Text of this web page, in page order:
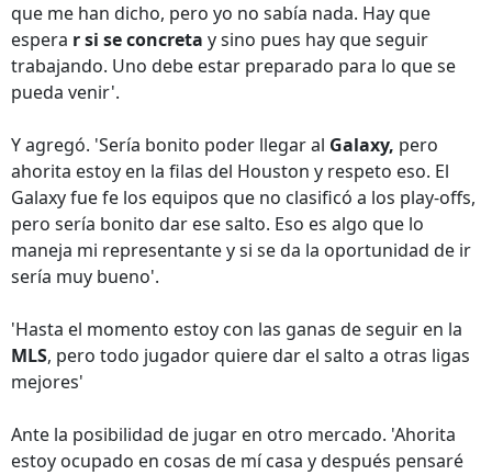
que me han dicho, pero yo no sabía nada. Hay que
espera r si se concreta y sino pues hay que seguir
trabajando. Uno debe estar preparado para lo que se
pueda venir'.
Y agregó. 'Sería bonito poder llegar al Galaxy, pero
ahorita estoy en la filas del Houston y respeto eso. El
Galaxy fue fe los equipos que no clasificó a los play-offs,
pero sería bonito dar ese salto. Eso es algo que lo
maneja mi representante y si se da la oportunidad de ir
sería muy bueno'.
'Hasta el momento estoy con las ganas de seguir en la
MLS, pero todo jugador quiere dar el salto a otras ligas
mejores'
Ante la posibilidad de jugar en otro mercado. 'Ahorita
estoy ocupado en cosas de mí casa y después pensaré